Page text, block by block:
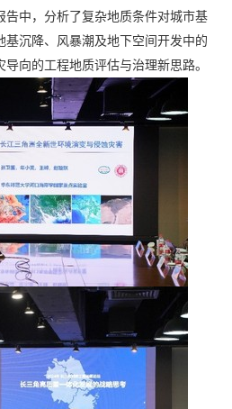
告中，分析了复杂地质条件对城市基
基沉降、风暴潮及地下空间开发中的
向的工程地质评估与治理新思路。